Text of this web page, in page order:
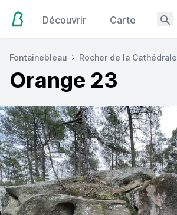
Découvrir Carte
Fontainebleau Rocher de la Cathédrale
Orange 23